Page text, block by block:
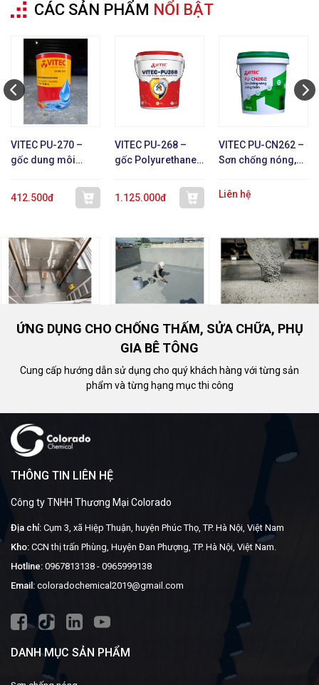
CÁC SẢN PHẨM NỔI BẬT
VITEC PU-270 –
gốc dung môi
412.500đ
VITEC PU-268 –
gốc Polyurethane 1
1.125.000đ
VITEC PU-CN262 –
Sơn chống nóng,
xạ nhiệt
Liên hệ
ỨNG DỤNG CHO CHỐNG THẤM, SỬA CHỮA, PHỤ
GIA BÊ TÔNG
Cung cấp hướng dẫn sử dụng cho quý khách hàng với từng sản
phẩm và từng hạng mục thi công
THÔNG TIN LIÊN HỆ
Công ty TNHH Thương Mại Colorado
Địa chỉ: Cụm 3, xã Hiệp Thuận, huyện Phúc Thọ, TP. Hà Nội, Việt Nam
Kho: CCN thị trấn Phùng, Huyện Đan Phượng, TP. Hà Nội, Việt Nam.
Hotline: 0967813138 - 0965999138
Email: coloradochemical2019@gmail.com
DANH MỤC SẢN PHẨM